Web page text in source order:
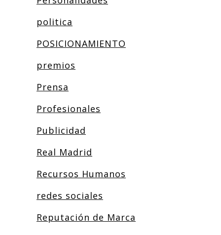
politica
POSICIONAMIENTO
premios
Prensa
Profesionales
Publicidad
Real Madrid
Recursos Humanos
redes sociales
Reputación de Marca